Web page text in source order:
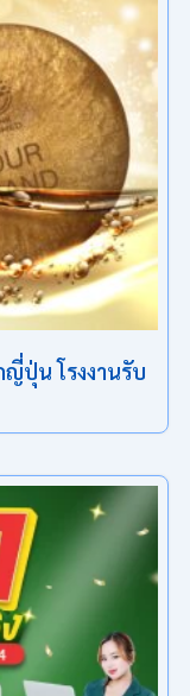
ปุ่น โรงงานรับ